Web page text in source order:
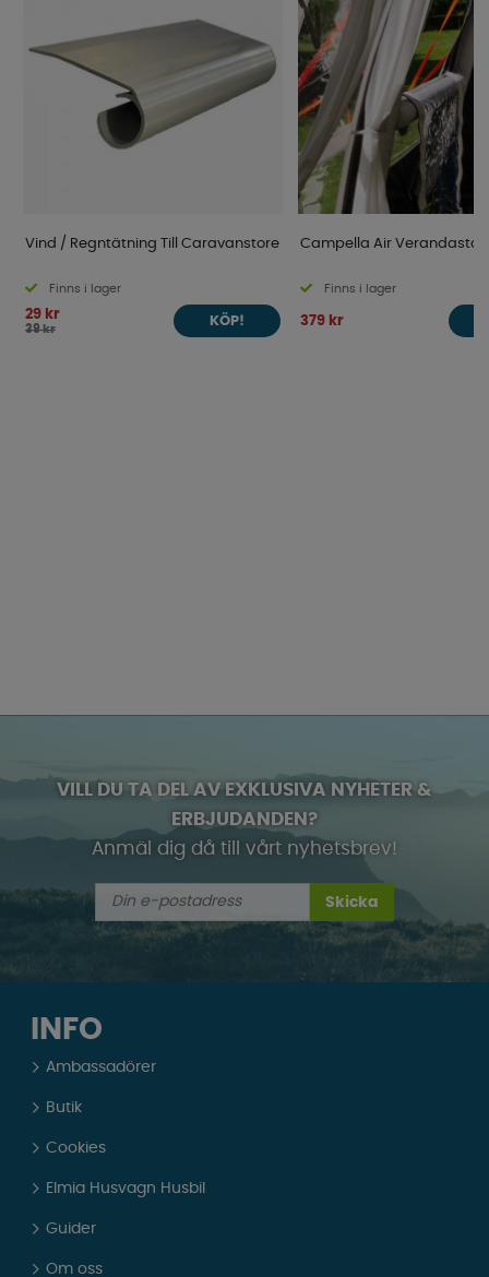
Vind / Regntätning Till Caravanstore
Finns i lager
29 kr
39 kr
KÖP!
Campella Air
Finns i lager
379 kr
VILL DU TA DEL AV EXKLUSIVA NYHETER &
ERBJUDANDEN?
Anmäl dig då till vårt nyhetsbrev!
Skicka
INFO
Ambassadörer
Butik
Cookies
Elmia Husvagn Husbil
Guider
Om oss